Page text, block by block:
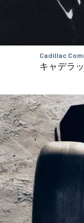
ー
Cadillac
キャデラ